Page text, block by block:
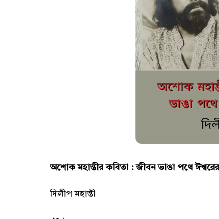
অশোক মহান্তীর কবিতা : জীবন ভাঙা পথে
দিলীপ মহান্তী